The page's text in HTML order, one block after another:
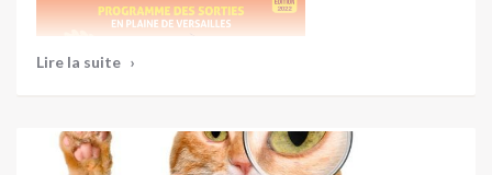
mettre en place une politique d’atténuation et
d’adaptation au changement climatique ;
➢ Un plan d’actions coconstruit avec les acteurs du
Lire la suite